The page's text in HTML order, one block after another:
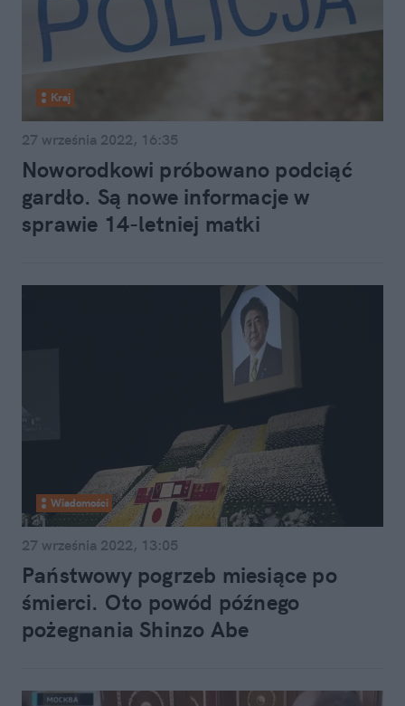
Kraj
27 września 2022, 16:35
Noworodkowi próbowano podciąć
gardło. Są nowe informacje w
sprawie 14-letniej matki
Wiadomości
27 września 2022, 13:05
Państwowy pogrzeb miesiące po
śmierci. Oto powód późnego
pożegnania Shinzo Abe